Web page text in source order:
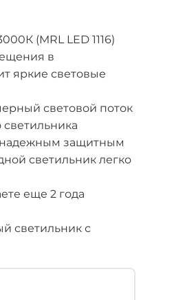
(MRL LED 1116)
в
яркие световые
световой поток
надежным защитным
светильник легко
еще 2 года
светильник с